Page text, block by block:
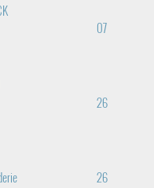
07
26
26